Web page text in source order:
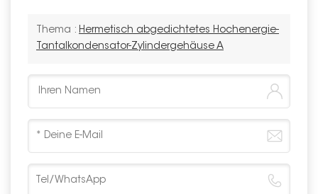
Thema : Hermetisch abgedichtetes Hochenergie-
Tantalkondensator-Zylindergehäuse A